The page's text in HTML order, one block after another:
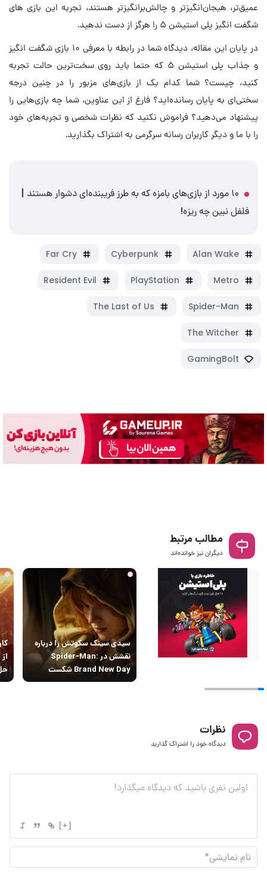
عمیق‌تر، هیجان‌انگیزتر و چالش‌برانگیزتر هستند، تجربه این بازی های
شگفت انگیز پلی استیشن ۵ را هرگز از دست ندهید.
در پایان این مقاله، دیدگاه شما در رابطه با معرفی ۱۰ بازی شگفت انگیز
و جذاب پلی استیشن ۵ که حتما باید روی سخت‌ترین حالت تجربه
کنید، چیست؟ شما کدام یک از بازی‌های مزبور را در چنین درجه
سختی‌ای به پایان رسانده‌اید؟ فارغ از این عناوین، شما چه بازی‌هایی را
پیشنهاد می‌دهید؟ فراموش نکنید که نظرات شخصی و تجربه‌های خود
را با ما و دیگر کاربران رسانه سرگرمی به اشتراک بگذارید.
۱۰ مورد از بازی‌های بامزه که به طرز فریبنده‌ای دشوار هستند |
فلفل نبین چه ریزه!
Alan Wake
Cyberpunk
Far Cry
Metro
PlayStation
Resident Evil
Spider-Man
The Last of Us
The Witcher
GamingBolt
مطالب مرتبط
دیگران نیز خوانده‌اند
سیدی سینک سکوتش را درباره
نقشش در Spider-Man:
Brand New Day شکست
نظرات
دیدگاه خود را اشتراک گذارید
[+]
نام